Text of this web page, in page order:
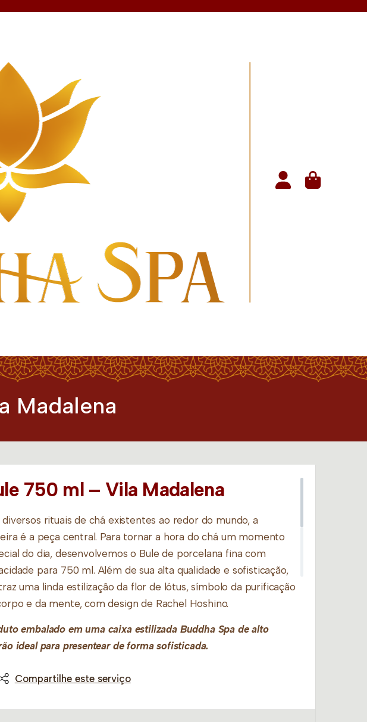
Madalena
750 ml – Vila Madalena
diversos rituais de chá existentes ao redor do mundo, a
é a peça central. Para tornar a hora do chá um momento
do dia, desenvolvemos o Bule de porcelana fina com
para 750 ml. Além de sua alta qualidade e sofisticação,
uma linda estilização da flor de lótus, símbolo da purificação
e da mente, com design de Rachel Hoshino.
embalado em uma caixa estilizada Buddha Spa de alto
ideal para presentear de forma sofisticada.
Compartilhe este serviço